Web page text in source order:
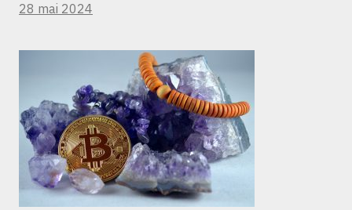
28 mai 2024